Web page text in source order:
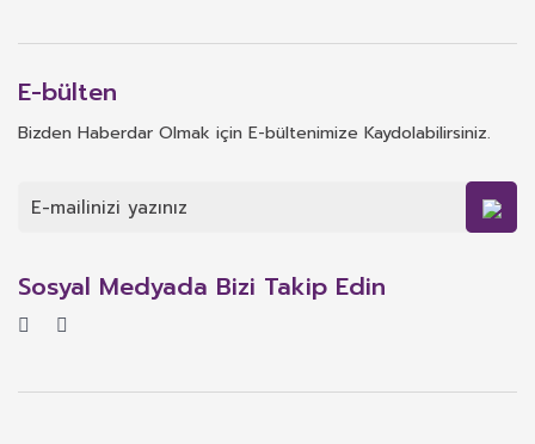
E-bülten
Bizden Haberdar Olmak için E-bültenimize Kaydolabilirsiniz.
Sosyal Medyada Bizi Takip Edin